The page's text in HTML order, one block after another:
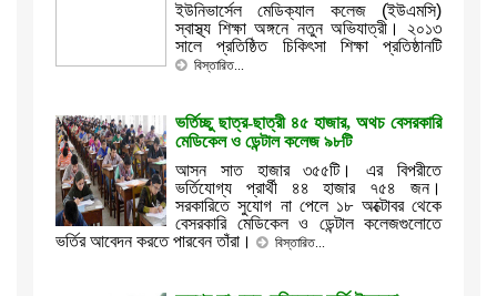
ইউনিভার্সেল মেডিক্যাল কলেজ (ইউএমসি)
স্বাস্থ্য শিক্ষা অঙ্গনে নতুন অভিযাত্রী। ২০১৩
সালে প্রতিষ্ঠিত চিকিৎসা শিক্ষা প্রতিষ্ঠানটি
বিস্তারিত...
ভর্তিচ্ছু ছাত্র-ছাত্রী ৪৫ হাজার, অথচ বেসরকারি
মেডিকেল ও ডেন্টাল কলেজ ৯৮টি
আসন সাত হাজার ৩৫৫টি। এর বিপরীতে
ভর্তিযোগ্য প্রার্থী ৪৪ হাজার ৭৫৪ জন।
সরকারিতে সুযোগ না পেলে ১৮ অক্টোবর থেকে
বেসরকারি মেডিকেল ও ডেন্টাল কলেজগুলোতে
ভর্তির আবেদন করতে পারবেন তাঁরা।
বিস্তারিত...